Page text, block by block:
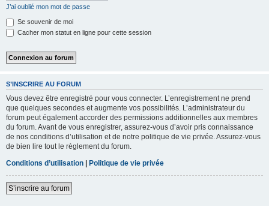
J’ai oublié mon mot de passe
Se souvenir de moi
Cacher mon statut en ligne pour cette session
S’INSCRIRE AU FORUM
Vous devez être enregistré pour vous connecter. L’enregistrement ne prend
que quelques secondes et augmente vos possibilités. L’administrateur du
forum peut également accorder des permissions additionnelles aux membres
du forum. Avant de vous enregistrer, assurez-vous d’avoir pris connaissance
de nos conditions d’utilisation et de notre politique de vie privée. Assurez-vous
de bien lire tout le règlement du forum.
Conditions d’utilisation | Politique de vie privée
S’inscrire au forum